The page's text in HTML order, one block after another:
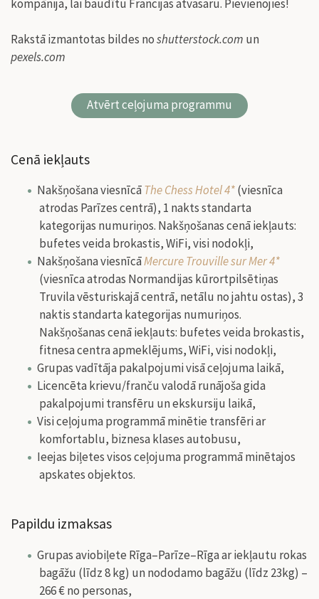
kompānija, lai baudītu Francijas atvasaru. Pievienojies!
Rakstā izmantotas bildes noshutterstock.com un
pexels.com
Atvērt ceļojuma programmu
Cenā iekļauts
Nakšņošana viesnīcāThe Chess Hotel 4*(viesnīca
atrodas Parīzes centrā), 1 nakts standarta
kategorijas numuriņos. Nakšņošanas cenā iekļauts:
bufetes veida brokastis, WiFi, visi nodokļi,
Nakšņošana viesnīcāMercure Trouville sur Mer 4*
(viesnīca atrodas Normandijas kūrortpilsētiņas
Truvila vēsturiskajā centrā, netālu no jahtu ostas), 3
naktis standarta kategorijas numuriņos.
Nakšņošanas cenā iekļauts: bufetes veida brokastis,
fitnesa centra apmeklējums, WiFi, visi nodokļi,
Grupas vadītāja pakalpojumi visā ceļojuma laikā,
Licencēta krievu/franču valodā runājoša gida
pakalpojumi transfēru un ekskursiju laikā,
Visi ceļojuma programmā minētie transfēri ar
komfortablu, biznesa klases autobusu,
Ieejas biļetes visos ceļojuma programmā minētajos
apskates objektos.
Papildu izmaksas
Grupas aviobiļete Rīga–Parīze–Rīga ar iekļautu rokas
bagāžu (līdz 8 kg) un nododamo bagāžu (līdz 23kg) –
266 € no personas,